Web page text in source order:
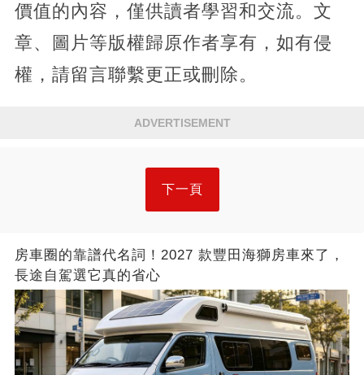
價值的內容，僅供讀者學習和交流。文
章、圖片等版權歸原作者享有，如有侵
權，請留言聯繫更正或刪除。
ADVERTISEMENT
下一頁
房車圈的靠譜代名詞！2027 款豐田海獅房車來了，
長途自駕選它真的省心